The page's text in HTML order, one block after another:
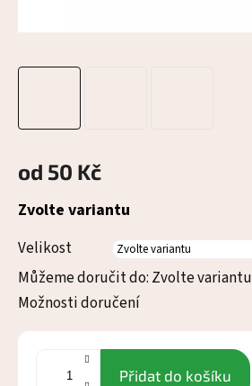
od 50 Kč
Měrná
Zvolte variantu
Velikost
Můžeme doručit do: Zvolte variantu
Možnosti doručení
Přidat do košíku